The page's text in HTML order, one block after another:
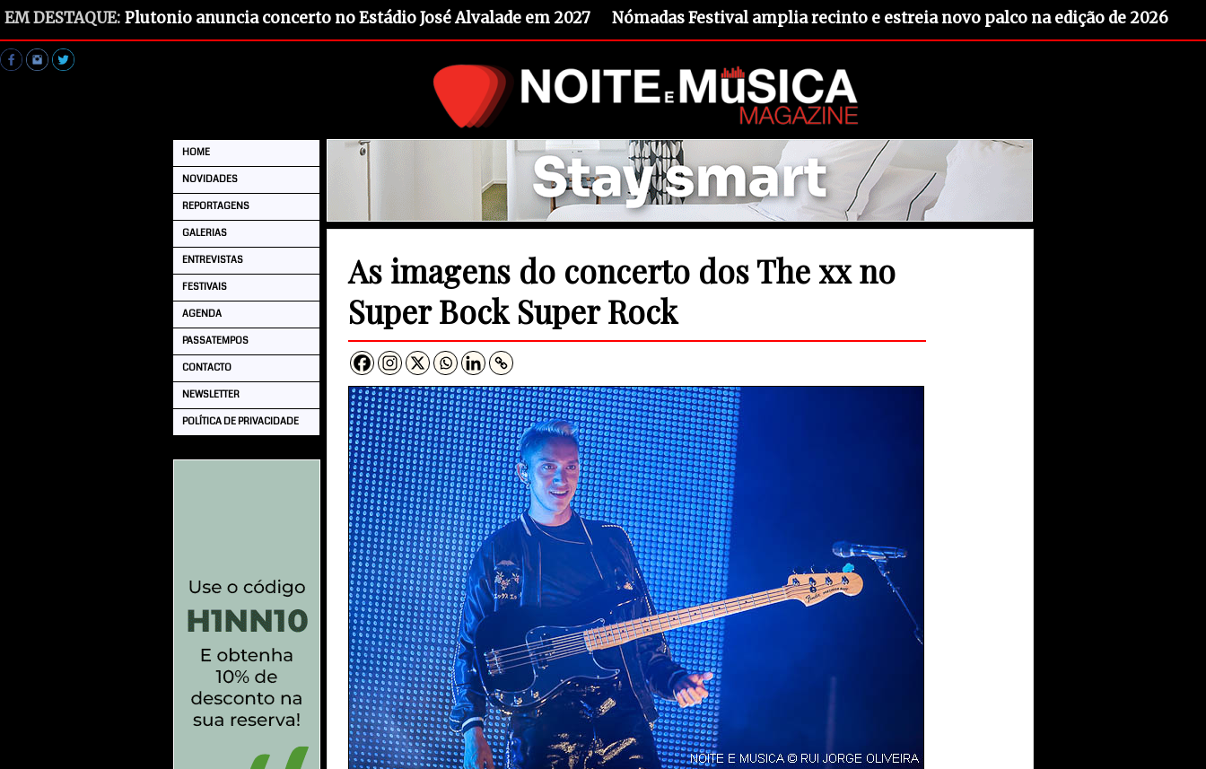
EM DESTAQUE: Plutonio anuncia concerto no Estádio José Alvalade em 2027 Nómadas Festival amplia recinto e estreia novo palco na edição de 2026
HOME
NOVIDADES
REPORTAGENS
GALERIAS
ENTREVISTAS
FESTIVAIS
AGENDA
PASSATEMPOS
CONTACTO
NEWSLETTER
POLÍTICA DE PRIVACIDADE
As imagens do concerto dos The xx no
Super Bock Super Rock